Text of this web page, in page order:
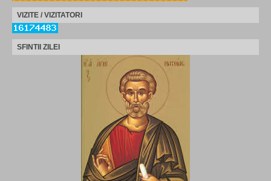
VIZITE / VIZITATORI
SFINTII ZILEI